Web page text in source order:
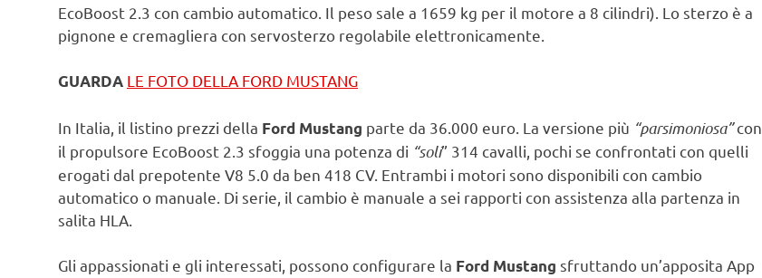
EcoBoost 2.3 con cambio automatico. Il peso sale a 1659 kg per il motore a 8 cilindri). Lo sterzo è a
pignone e cremagliera con servosterzo regolabile elettronicamente.
GUARDA LE FOTO DELLA FORD MUSTANG
In Italia, il listino prezzi della Ford Mustang parte da 36.000 euro. La versione più “parsimoniosa”con
il propulsore EcoBoost 2.3 sfoggia una potenza di “soli” 314 cavalli, pochi se confrontati con quelli
erogati dal prepotente V8 5.0 da ben 418 CV. Entrambi i motori sono disponibili con cambio
automatico o manuale. Di serie, il cambio è manuale a sei rapporti con assistenza alla partenza in
salita HLA.
Gli appassionati e gli interessati, possono configurare la Ford Mustang sfruttando un’apposita App